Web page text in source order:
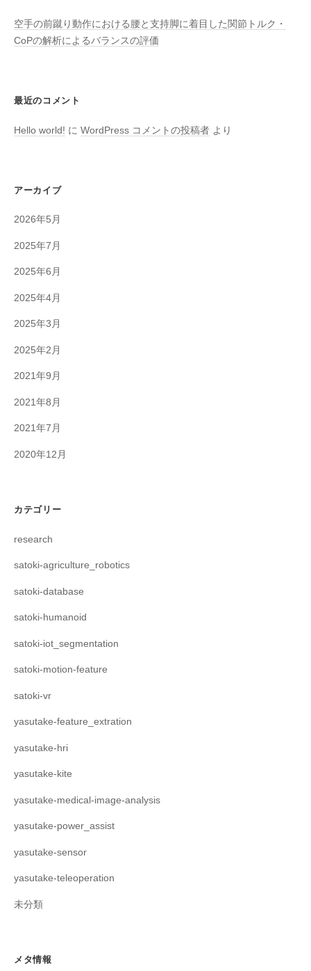
空手の前蹴り動作における腰と支持脚に着目した関節トルク・
CoPの解析によるバランスの評価
最近のコメント
Hello world! に WordPress コメントの投稿者 より
アーカイブ
2026年5月
2025年7月
2025年6月
2025年4月
2025年3月
2025年2月
2021年9月
2021年8月
2021年7月
2020年12月
カテゴリー
research
satoki-agriculture_robotics
satoki-database
satoki-humanoid
satoki-iot_segmentation
satoki-motion-feature
satoki-vr
yasutake-feature_extration
yasutake-hri
yasutake-kite
yasutake-medical-image-analysis
yasutake-power_assist
yasutake-sensor
yasutake-teleoperation
未分類
メタ情報